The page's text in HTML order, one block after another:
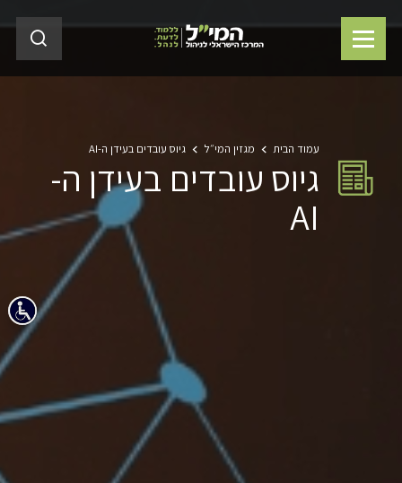
עמוד הבית מגזין המי״ל גיוס עובדים בעידן ה-AI
גיוס עובדים בעידן ה-
AI